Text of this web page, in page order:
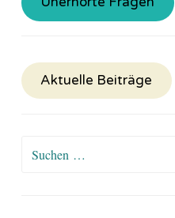
Aktuelle Beiträge
Suchen